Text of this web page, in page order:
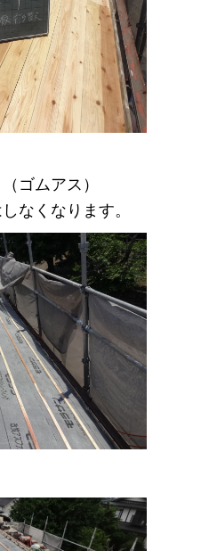
ゴムアス）
なくなります。